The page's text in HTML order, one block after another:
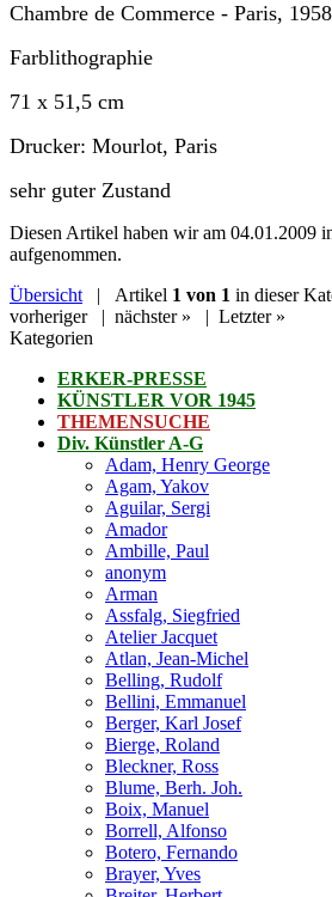
Chambre de Commerce - Paris, 1958
Farblithographie
71 x 51,5 cm
Drucker: Mourlot, Paris
sehr guter Zustand
Diesen Artikel haben wir am 04.01.2009
aufgenommen.
Übersicht| Artikel 1 von 1 in dieser
vorheriger| nächster » | Letzter »
Kategorien
ERKER-PRESSE
KÜNSTLER VOR 1945
THEMENSUCHE
Div. Künstler A-G
Adam, Henry George
Agam, Yakov
Aguilar, Sergi
Amador
Ambille, Paul
anonym
Arman
Assfalg, Siegfried
Atelier Jacquet
Atlan, Jean-Michel
Belling, Rudolf
Bellini, Emmanuel
Berger, Karl Josef
Bierge, Roland
Bleckner, Ross
Blume, Berh. Joh.
Boix, Manuel
Borrell, Alfonso
Botero, Fernando
Brayer, Yves